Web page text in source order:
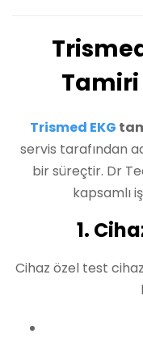
Tamiri
Trismed EKG
servis tarafından
bir süreçtir. Dr
kapsamlı
1.
Cihaz özel test